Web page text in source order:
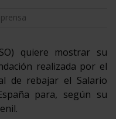
quiere mostrar su
realizada por el
de rebajar el Salario
para, según su